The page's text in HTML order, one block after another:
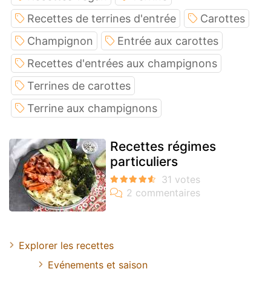
Recettes de terrines d'entrée
Carottes
Champignon
Entrée aux carottes
Recettes d'entrées aux champignons
Terrines de carottes
Terrine aux champignons
Recettes régimes
particuliers
Explorer les recettes
Evénements et saison